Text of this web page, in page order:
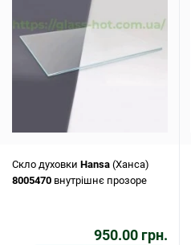
Скло духовки Hansa (Ханса)
8005470 внутрішнє прозоре
950.00 грн.